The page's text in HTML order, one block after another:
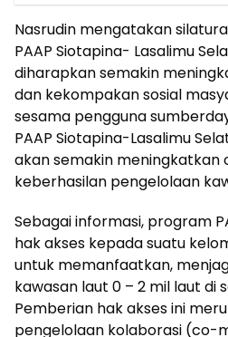
Nasrudin mengatakan
PAAP Siotapina- Lasalimu
diharapkan semakin
dan kekompakan sosial
sesama pengguna
PAAP Siotapina-Lasalimu
akan semakin meningkatkan
keberhasilan pengelolaan
Sebagai informasi, program
hak akses kepada suatu
untuk memanfaatkan,
kawasan laut 0 – 2 mil laut di
Pemberian hak akses ini
pengelolaan kolaborasi (co-